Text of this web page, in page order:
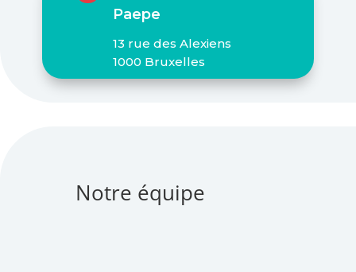
Paepe
13 rue des Alexiens
1000 Bruxelles
Notre équipe